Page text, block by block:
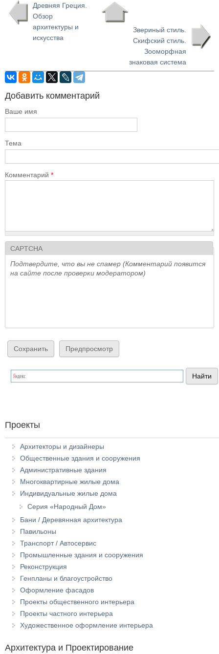
Древняя Греция.
Обзор
архитектуры и
искусства
Звериный стиль.
Скифский стиль.
Зооморфная
знаковая система
Добавить комментарий
Ваше имя
Тема
Комментарий *
CAPTCHA
Подтвердите, что вы не спамер (Комментарий появится
на сайте после проверки модератором)
Проекты
Архитекторы и дизайнеры
Общественные здания и сооружения
Административные здания
Многоквартирные жилые дома
Индивидуальные жилые дома
Серия «Народный Дом»
Бани / Деревянная архитектура
Павильоны
Транспорт / Автосервис
Промышленные здания и сооружения
Реконструкция
Генпланы и благоустройство
Оформление фасадов
Проекты общественного интерьера
Проекты частного интерьера
Художественное оформление интерьера
Архитектура и Проектирование